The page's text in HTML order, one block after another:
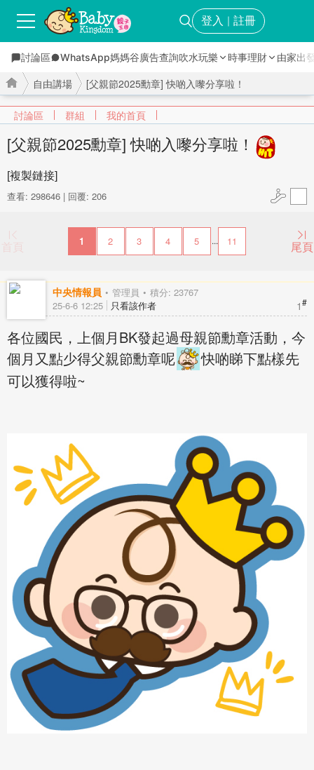
登入 ｜ 註冊
討論區 WhatsApp媽媽谷廣告查詢吹水玩樂 時事理財 由家出
討論區 群組 我的首頁
自由講場 [父親節2025勳章] 快啲入嚟分享啦！
查看: 298646 | 回覆: 206
[父親節2025勳章] 快啲入嚟分享啦！
[複製鏈接]
首頁 1 2 3 4 5 ... 11 尾頁
中央情報員 管理員 積分: 23767
1#
25-6-6 12:25 只看該作者
各位國民，上個月BK發起過母親節勳章活動，今
個月又點少得父親節勳章呢
快啲睇下點樣先
可以獲得啦~